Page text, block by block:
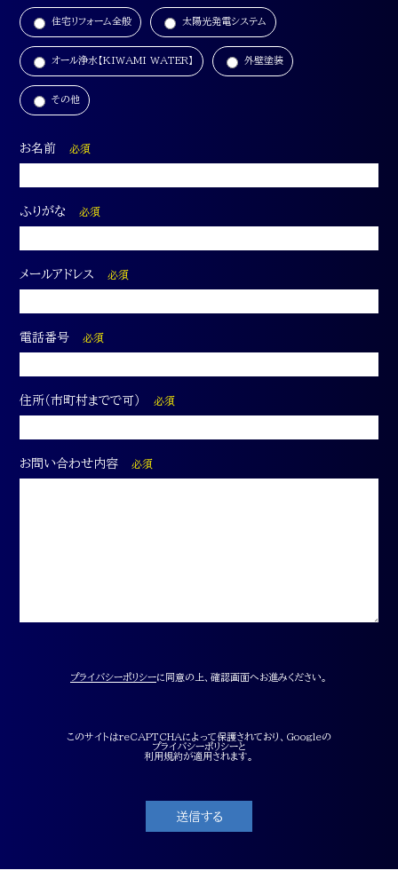
住宅リフォーム全般 太陽光発電システム
オール浄水【KIWAMI WATER】 外壁塗装
その他
お名前 必須
ふりがな 必須
メールアドレス 必須
電話番号 必須
住所（市町村までで可） 必須
お問い合わせ内容 必須
プライバシーポリシーに同意の上、確認画面へお進みください。
このサイトはreCAPTCHAによって保護されており、Googleの
プライバシーポリシーと
利用規約が適用されます。